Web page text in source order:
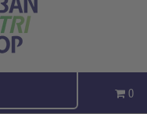
0